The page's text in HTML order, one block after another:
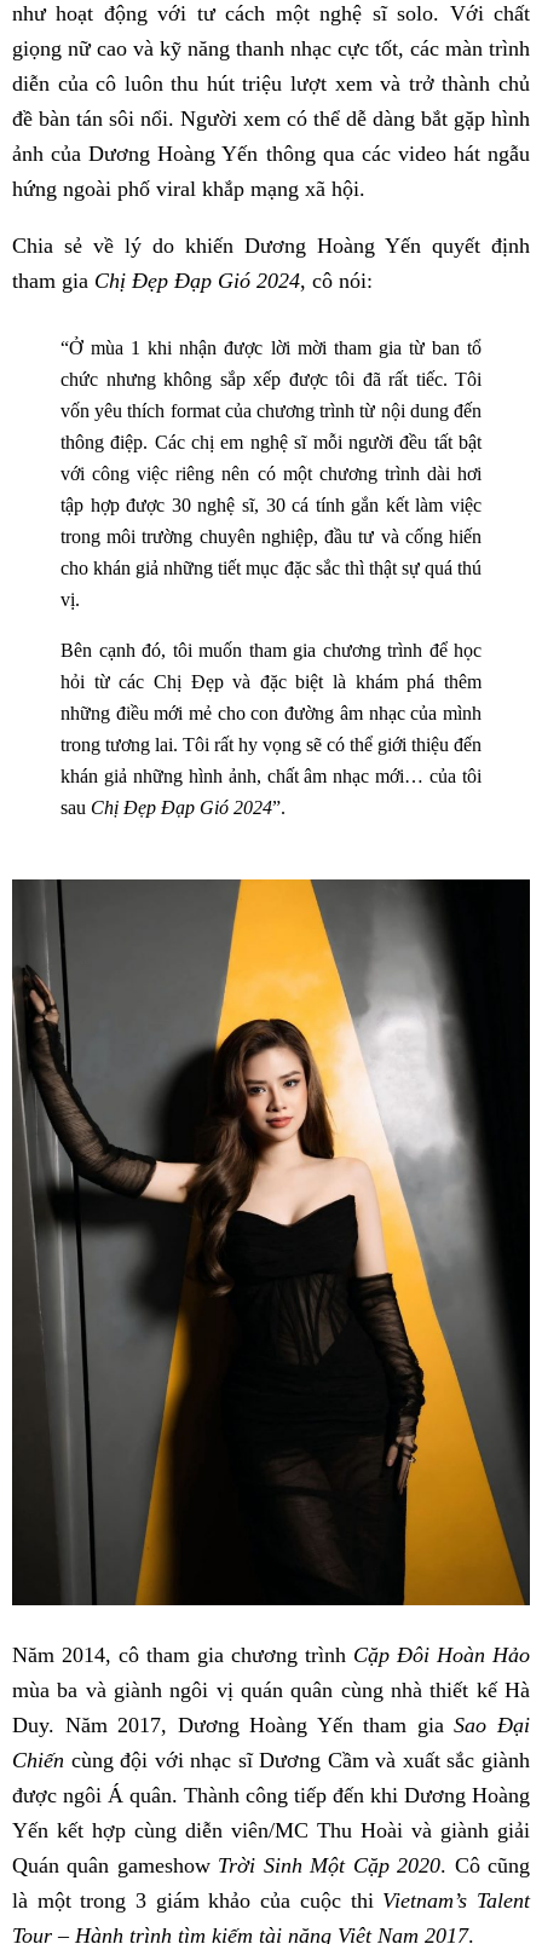
như hoạt động với tư cách một nghệ sĩ solo. Với chất
giọng nữ cao và kỹ năng thanh nhạc cực tốt, các màn trình
diễn của cô luôn thu hút triệu lượt xem và trở thành chủ
đề bàn tán sôi nổi. Người xem có thể dễ dàng bắt gặp hình
ảnh của Dương Hoàng Yến thông qua các video hát ngẫu
hứng ngoài phố viral khắp mạng xã hội.
Chia sẻ về lý do khiến Dương Hoàng Yến quyết định
tham gia Chị Đẹp Đạp Gió 2024, cô nói:
“Ở mùa 1 khi nhận được lời mời tham gia từ ban tổ
chức nhưng không sắp xếp được tôi đã rất tiếc. Tôi
vốn yêu thích format của chương trình từ nội dung đến
thông điệp. Các chị em nghệ sĩ mỗi người đều tất bật
với công việc riêng nên có một chương trình dài hơi
tập hợp được 30 nghệ sĩ, 30 cá tính gắn kết làm việc
trong môi trường chuyên nghiệp, đầu tư và cống hiến
cho khán giả những tiết mục đặc sắc thì thật sự quá thú
vị.
Bên cạnh đó, tôi muốn tham gia chương trình để học
hỏi từ các Chị Đẹp và đặc biệt là khám phá thêm
những điều mới mẻ cho con đường âm nhạc của mình
trong tương lai. Tôi rất hy vọng sẽ có thể giới thiệu đến
khán giả những hình ảnh, chất âm nhạc mới… của tôi
sau Chị Đẹp Đạp Gió 2024”.
Năm 2014, cô tham gia chương trình Cặp Đôi Hoàn Hảo
mùa ba và giành ngôi vị quán quân cùng nhà thiết kế Hà
Duy. Năm 2017, Dương Hoàng Yến tham giaSao Đại
Chiến cùng đội với nhạc sĩ Dương Cầm và xuất sắc giành
được ngôi Á quân. Thành công tiếp đến khi Dương Hoàng
Yến kết hợp cùng diễn viên/MC Thu Hoài và giành giải
Quán quân gameshow Trời Sinh Một Cặp 2020. Cô cũng
là một trong 3 giám khảo của cuộc thi Vietnam’s Talent
Tour – Hành trình tìm kiếm tài năng Việt Nam 2017.